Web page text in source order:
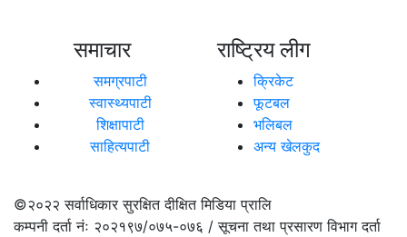
समाचार
समग्रपाटी
स्वास्थ्यपाटी
शिक्षापाटी
साहित्यपाटी
राष्ट्रिय लीग
क्रिकेट
फूटबल
भलिबल
अन्य खेलकुद
©२०२२सर्वाधिकार सुरक्षित दीक्षित मिडिया प्रालि
कम्पनी दर्ता नंः २०२१९७/०७५-०७६ / सूचना तथा प्रसारण विभाग दर्ता